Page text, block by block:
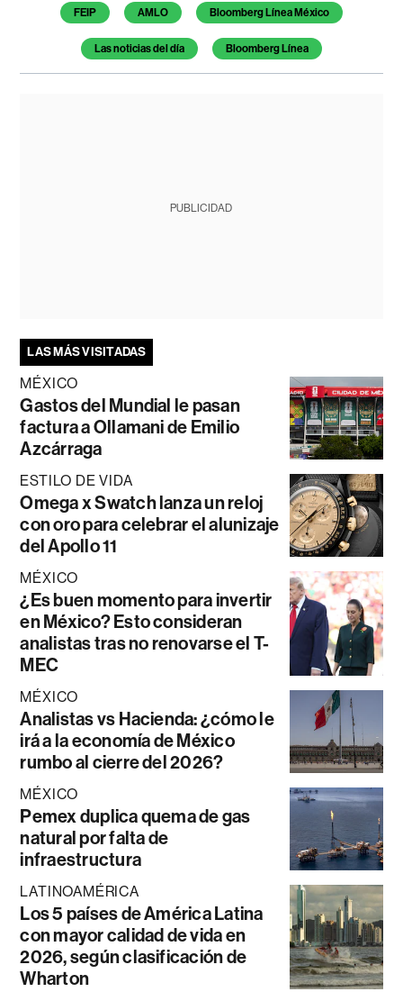
FEIP AMLO Bloomberg Línea México
Las noticias del día Bloomberg Línea
PUBLICIDAD
LAS MÁS VISITADAS
MÉXICO
Gastos del Mundial le pasan
factura a Ollamani de Emilio
Azcárraga
ESTILO DE VIDA
Omega x Swatch lanza un reloj
con oro para celebrar el alunizaje
del Apollo 11
MÉXICO
¿Es buen momento para invertir
en México? Esto consideran
analistas tras no renovarse el T-
MEC
MÉXICO
Analistas vs Hacienda: ¿cómo le
irá a la economía de México
rumbo al cierre del 2026?
MÉXICO
Pemex duplica quema de gas
natural por falta de
infraestructura
LATINOAMÉRICA
Los 5 países de América Latina
con mayor calidad de vida en
2026, según clasificación de
Wharton